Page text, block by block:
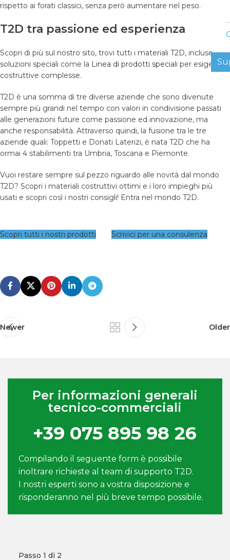
rispetto ai forati classici, senza però aumentare nel peso.
T2D tra passione ed esperienza
Scopri di più sul nostro sito, trovi tutti i materiali T2D, incluse
soluzioni speciali come la Linea di prodotti speciali per esigenze
costruttive complesse.
T2D è una somma di tre diverse aziende che sono divenute
sempre più grandi nel tempo con valori in condivisione passati
alle generazioni future come passione ed innovazione, ma
anche responsabilità. Attraverso quindi, la fusione tra le tre
aziende quali: Toppetti e Donati Laterizi, è nata T2D che ha
ormai 4 stabilimenti tra Umbria, Toscana e Piemonte.
Vuoi restare sempre sul pezzo riguardo alle novità dal mondo
T2D? Scopri i materiali costruttivi ottimi e i loro impieghi più
usati e scopri così i nostri consigli! Entra nel mondo T2D.
Scopri tutti i nostri prodotti Scrivici per una consulenza
Newer Older
Per informazioni generali
tecnico-commerciali
+39 075 895 98 26
Compilando il seguente form è possibile
inoltrare richieste al team di supporto T2D.
I nostri esperti sono a vostra disposizione e
risponderanno nel più breve tempo possibile.
Passo 1 di 2